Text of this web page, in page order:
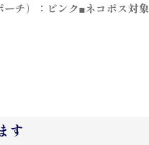
チ）：ピンク■ネコポス対
す